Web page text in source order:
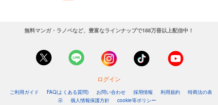
無料マンガ・ラノベなど、豊富なラインナップで188万冊以上配信中！
ログイン
ご利用ガイド FAQ(よくある質問) お問い合わせ 採用情報 利用規約
特商法の表
示
個人情報保護方針
cookie等ポリシー